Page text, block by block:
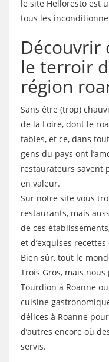
le site Helloresto est
tous les
Découvrir
le terroir
région
Sans être (trop)
de la Loire, dont le
tables, et ce, dans
gens du pays ont
restaurateurs savent
en valeur.
Sur notre site vous
restaurants, mais
de ces
et d’exquises
Bien sûr, tout le
Trois Gros, mais
Tourdion à Roanne
cuisine
délices à Roanne
d’autres encore où
servis.